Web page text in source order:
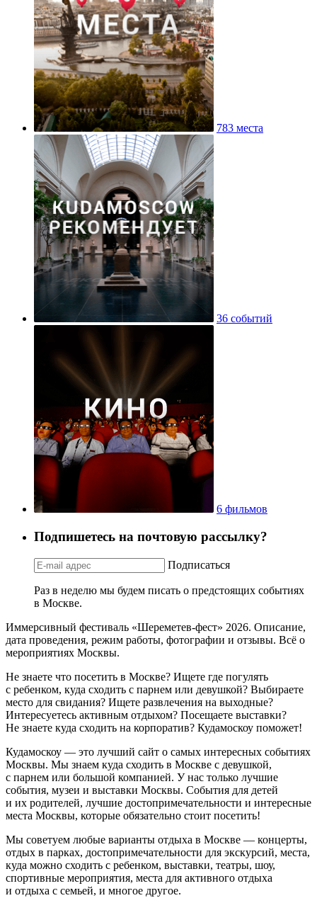
783 места
36 событий
6 фильмов
Подпишетесь на почтовую рассылку?
Подписаться
Раз в неделю мы будем писать о предстоящих событиях
в Москве.
Иммерсивный фестиваль «Шереметев-фест» 2026. Описание,
дата проведения, режим работы, фотографии и отзывы. Всё о
мероприятиях Москвы.
Не знаете что посетить в Москве? Ищете где погулять
с ребенком, куда сходить с парнем или девушкой? Выбираете
место для свидания? Ищете развлечения на выходные?
Интересуетесь активным отдыхом? Посещаете выставки?
Не знаете куда сходить на корпоратив? Кудамоскоу поможет!
Кудамоскоу — это лучший сайт о самых интересных событиях
Москвы. Мы знаем куда сходить в Москве с девушкой,
с парнем или большой компанией. У нас только лучшие
события, музеи и выставки Москвы. События для детей
и их родителей, лучшие достопримечательности и интересные
места Москвы, которые обязательно стоит посетить!
Мы советуем любые варианты отдыха в Москве — концерты,
отдых в парках, достопримечательности для экскурсий, места,
куда можно сходить с ребенком, выставки, театры, шоу,
спортивные мероприятия, места для активного отдыха
и отдыха с семьей, и многое другое.